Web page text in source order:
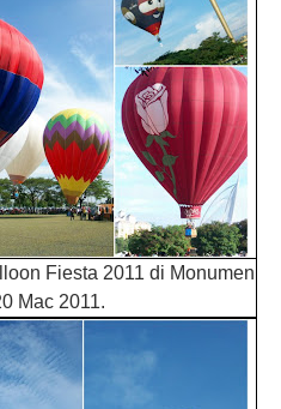
Fiesta 2011 di Monumen
Mac 2011.